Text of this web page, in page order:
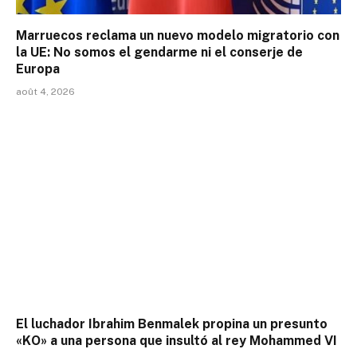
Marruecos reclama un nuevo modelo migratorio con
la UE: No somos el gendarme ni el conserje de
Europa
août 4, 2026
El luchador Ibrahim Benmalek propina un presunto
«KO» a una persona que insultó al rey Mohammed VI